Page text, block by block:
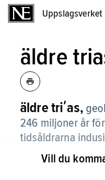
Uppslagsverket
äldre
äldre triʹas,
246 miljoner år
tidsåldrarna
olenekium.
Vill du